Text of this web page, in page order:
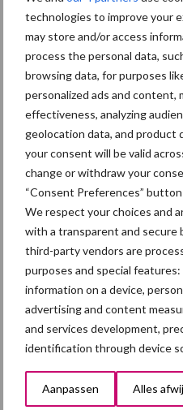
technologies to improve your
may store and/or access
process the personal data,
browsing data, for purposes
personalized ads and content,
effectiveness, analyzing
geolocation data, and product
your consent will be valid
change or withdraw your
“Consent Preferences”
We respect your choices and
with a transparent and secure
third-party vendors are
purposes and special
information on a device,
advertising and content
and services development,
identification through device
Aanpassen Alles
U kunt de sequencing
rechtstreeks bij DGZ. U
indien gewenst ondersteuning
resultaten.
Tekst: Gerben Hofman
Beeld: beeldarchief Prosu bv
Themapagina's
Maak uw keuze:
Dierengezondheid